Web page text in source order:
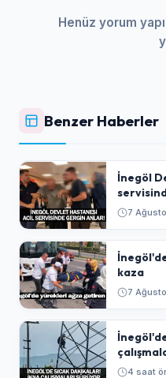
Henüz yorum
Benzer Haberler
İnegöl
7
kaza
7
4 saat